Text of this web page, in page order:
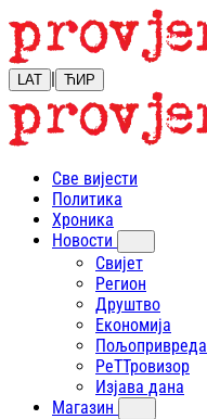
LAT | ЋИР
Све вијести
Политика
Хроника
Новости
Свијет
Регион
Друштво
Економија
Пољопривреда
РеТТровизор
Изјава дана
Магазин